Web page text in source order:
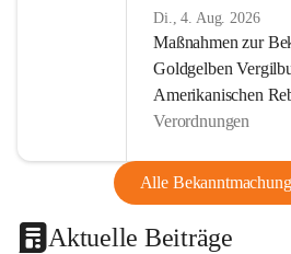
Di., 4. Aug. 2026
Maßnahmen zur
Goldgelben
Amerikanischen
Verordnungen
Alle
Aktuelle Beiträge